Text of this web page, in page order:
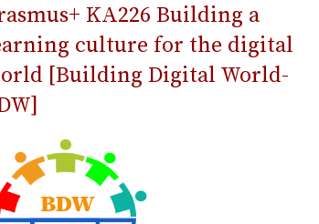
ΚΑ226 Building a
culture for the digital
[Building Digital World-